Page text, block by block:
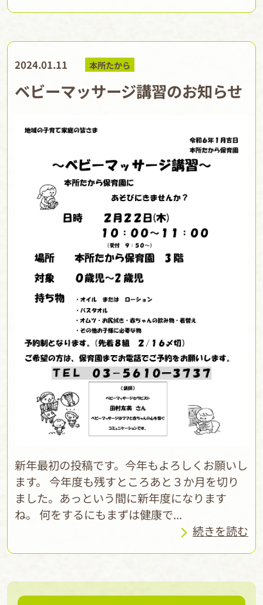
2024.01.11 本所たから
ベビーマッサージ講習のお知らせ
新年最初の投稿です。今年もよろしくお願いし
ます。 今年度も残すところあと３か月を切り
ました。あっという間に新年度になります
ね。 何をするにもまずは健康で...
続きを読む